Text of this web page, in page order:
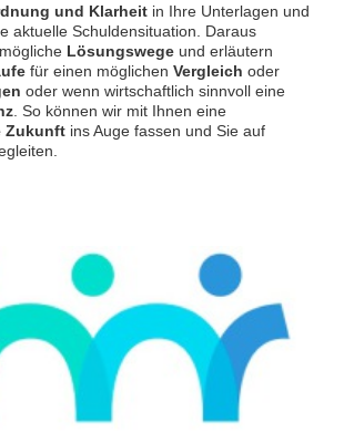
und Klarheit in Ihre Unterlagen und
aktuelle Schuldensituation. Daraus
Lösungswege und erläutern
für einen möglichen Vergleich oder
oder wenn wirtschaftlich sinnvoll eine
. So können wir mit Ihnen eine
Zukunft ins Auge fassen und Sie auf